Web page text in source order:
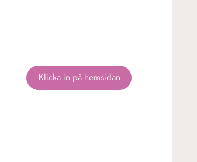
Klicka in på hemsidan